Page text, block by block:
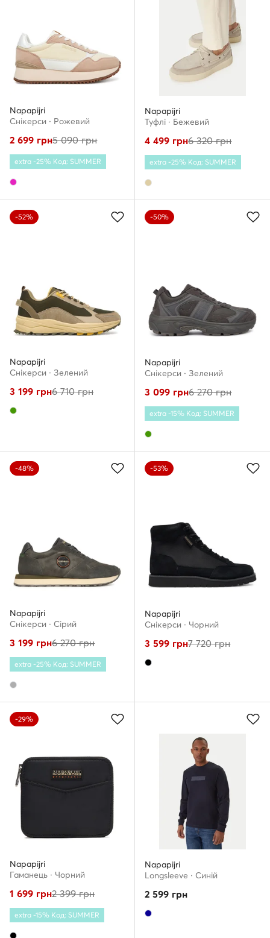
Napapijri
Снікерcи · Рожевий
2 699 грн5 090грн
extra -25% Код: SUMMER
Napapijri
Туфлі · Бежевий
4 499 грн6 320грн
extra -25% Код: SUMMER
-52%
Napapijri
Снікерcи · Зелений
3 199 грн6 710грн
-50%
Napapijri
Снікерcи · Зелений
3 099 грн6 270грн
extra -15% Код: SUMMER
-48%
Napapijri
Снікерcи · Сірий
3 199 грн6 270грн
extra -25% Код: SUMMER
-53%
Napapijri
Снікерcи · Чорний
3 599 грн7 720грн
-29%
Napapijri
Гаманець · Чорний
1 699 грн2 399грн
extra -15% Код: SUMMER
Napapijri
Longsleeve · Cиній
2 599 грн